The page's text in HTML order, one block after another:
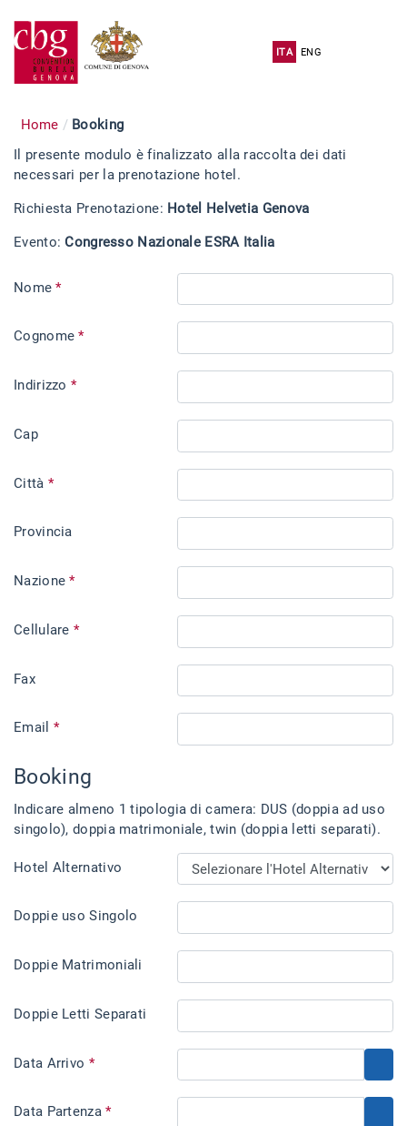
ITA ENG
Home
Booking
Il presente modulo è finalizzato alla raccolta dei dati
necessari per la prenotazione hotel.
Richiesta Prenotazione: Hotel Helvetia Genova
Evento:Congresso Nazionale ESRA Italia
Nome *
Cognome *
Indirizzo *
Cap
Città *
Provincia
Nazione *
Cellulare *
Fax
Email *
Booking
Indicare almeno 1 tipologia di camera: DUS (doppia ad uso
singolo), doppia matrimoniale, twin (doppia letti separati).
Hotel Alternativo
Doppie uso Singolo
Doppie Matrimoniali
Doppie Letti Separati
Data Arrivo *
Data Partenza*